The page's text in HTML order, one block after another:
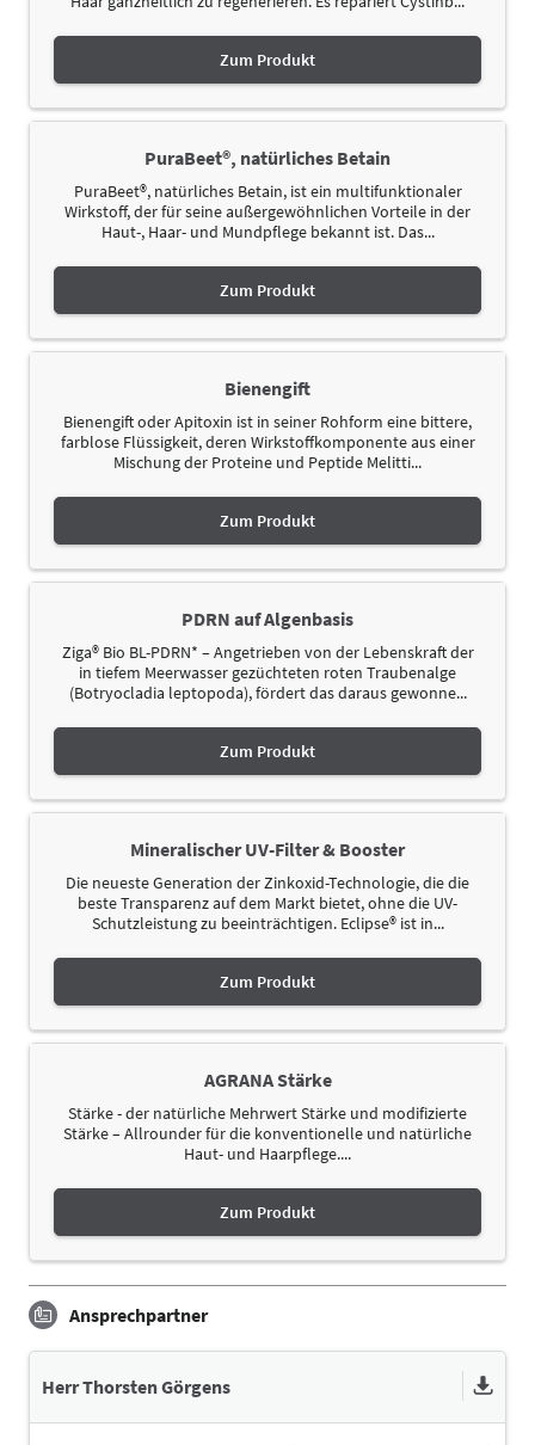
Zum Produkt
PuraBeet®, natürliches Betain
PuraBeet®, natürliches Betain, ist ein multifunktionaler
Wirkstoff, der für seine außergewöhnlichen Vorteile in der
Haut-, Haar- und Mundpflege bekannt ist. Das...
Zum Produkt
Bienengift
Bienengift oder Apitoxin ist in seiner Rohform eine bittere,
farblose Flüssigkeit, deren Wirkstoffkomponente aus einer
Mischung der Proteine und Peptide Melitti...
Zum Produkt
PDRN auf Algenbasis
Ziga® Bio BL-PDRN* – Angetrieben von der Lebenskraft der
in tiefem Meerwasser gezüchteten roten Traubenalge
(Botryocladia leptopoda), fördert das daraus gewonne...
Zum Produkt
Mineralischer UV-Filter & Booster
Die neueste Generation der Zinkoxid-Technologie, die die
beste Transparenz auf dem Markt bietet, ohne die UV-
Schutzleistung zu beeinträchtigen. Eclipse® ist in...
Zum Produkt
AGRANA Stärke
Stärke - der natürliche Mehrwert Stärke und modifizierte
Stärke – Allrounder für die konventionelle und natürliche
Haut- und Haarpflege....
Zum Produkt
Ansprechpartner
Herr Thorsten Görgens